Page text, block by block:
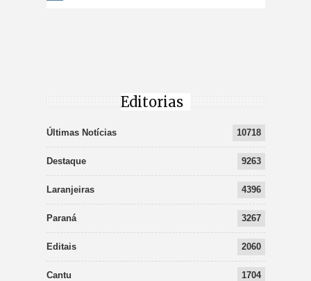
Editorias
Últimas Notícias 10718
Destaque 9263
Laranjeiras 4396
Paraná 3267
Editais 2060
Cantu 1704